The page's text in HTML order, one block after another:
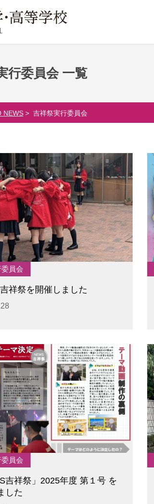
吉祥での学び
授業、各教科の取り組み
ライフスキルプログラム
芸術教育
課外授業
図書館教育
ICT機器の活用
学校生活
年間行事
学校生活Q&A
生徒居住地・通学時間
者の方へ 在校生の方へ 卒業生及び卒業生
行委員会 一覧
NEWS > 吉祥祭実行委員会
員会
祥祭を開催しました
員会
吉祥祭」2025年度 第１号 を
した